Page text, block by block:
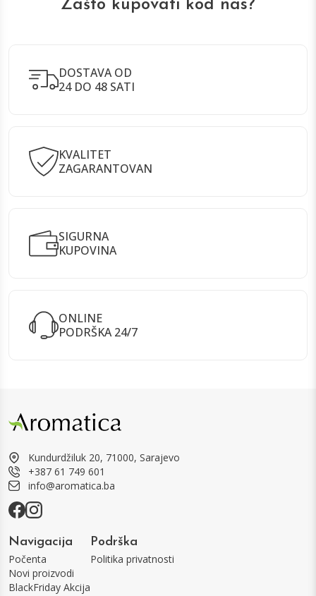
Zašto kupovati kod nas?
DOSTAVA OD
24 DO 48 SATI
KVALITET
ZAGARANTOVAN
SIGURNA
KUPOVINA
ONLINE
PODRŠKA 24/7
Kundurdžiluk 20, 71000, Sarajevo
+387 61 749 601
info@aromatica.ba
Navigacija
Počenta
Novi proizvodi
BlackFriday Akcija
Podrška
Politika privatnosti